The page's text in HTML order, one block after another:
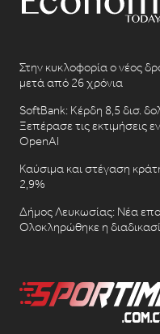
Στην κυκλοφορία ο νέος
μετά από 26 χρόνια
SoftBank: Κέρδη 8,5 δισ.
Ξεπέρασε τις εκτιμήσεις
OpenAI
Καύσιμα και στέγαση
2,9%
Δήμος Λευκωσίας: Νέα
Ολοκληρώθηκε η